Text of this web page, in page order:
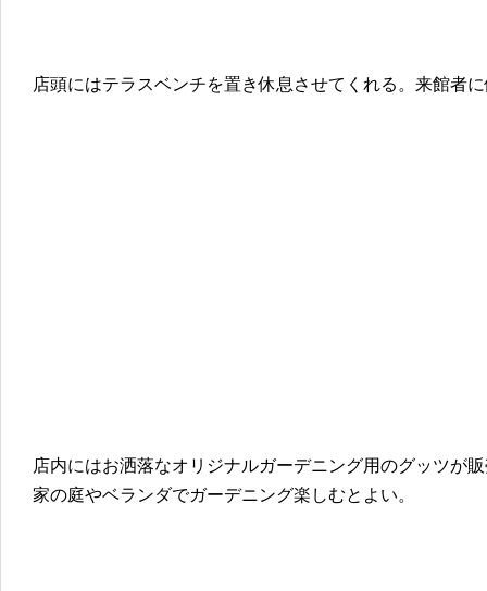
店頭にはテラスベンチを置き休息させてくれる。来館者
店内にはお洒落なオリジナルガーデニング用のグッツが
家の庭やベランダでガーデニング楽しむとよい。